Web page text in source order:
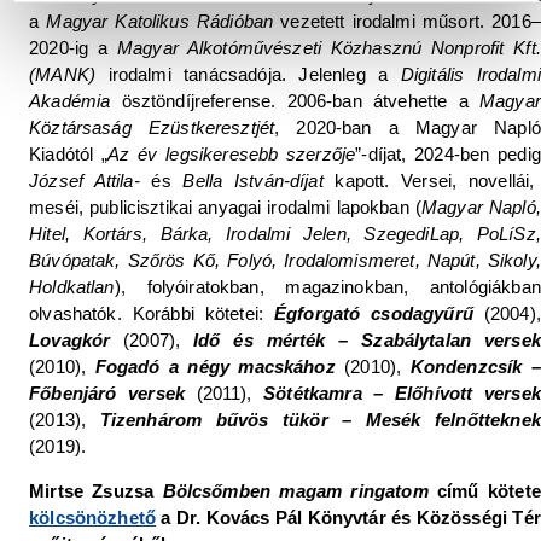
aMagyar Katolikus Rádióban vezetett irodalmi műsort. 2016–
2020-ig aMagyar Alkotóművészeti Közhasznú Nonprofit Kft.
(MANK) irodalmi tanácsadója. Jelenleg a Digitális Irodalmi
Akadémia ösztöndíjreferense. 2006-ban átvehette aMagyar
Köztársaság Ezüstkeresztjét, 2020-ban a Magyar Napló
Kiadótól „Az év legsikeresebb szerzője”-díjat, 2024-ben pedig
József Attila-ésBella István-díjat kapott. Versei, novellái,
meséi, publicisztikai anyagai irodalmi lapokban (Magyar Napló,
Hitel, Kortárs, Bárka, Irodalmi Jelen, SzegediLap, PoLíSz,
Búvópatak, Szőrös Kő, Folyó, Irodalomismeret, Napút, Sikoly,
Holdkatlan), folyóiratokban, magazinokban, antológiákban
olvashatók. Korábbi kötetei: Égforgató csodagyűrű(2004),
Lovagkór (2007),Idő és mérték – Szabálytalan versek
(2010), Fogadó a négy macskához(2010), Kondenzcsík –
Főbenjáró versek(2011),Sötétkamra – Előhívott versek
(2013), Tizenhárom bűvös tükör – Mesék felnőtteknek
(2019).
Mirtse Zsuzsa Bölcsőmben magam ringatomcímű kötete
kölcsönözhető a Dr. Kovács Pál Könyvtár és Közösségi Tér